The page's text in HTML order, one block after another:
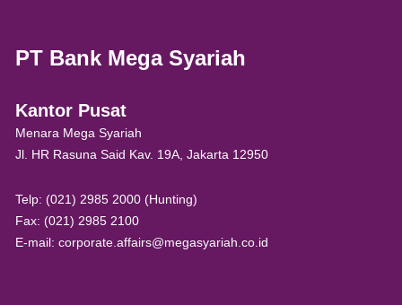
PT Bank Mega Syariah
Kantor Pusat
Menara Mega Syariah
Jl. HR Rasuna Said Kav. 19A, Jakarta 12950
Telp: (021) 2985 2000 (Hunting)
Fax: (021) 2985 2100
E-mail: corporate.affairs@megasyariah.co.id